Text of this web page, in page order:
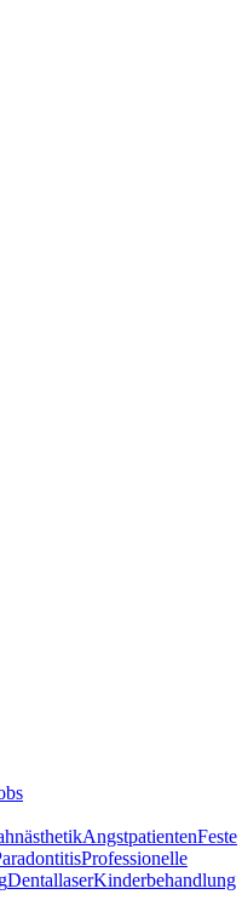
AngstpatientenFeste
Professionelle
DentallaserKinderbehandlung